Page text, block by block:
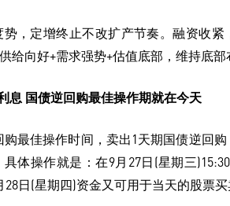
，定增终止不改扩产节奏。融资收
给向好+需求强势+估值底部，维持底部
息 国债逆回购最佳操作期就在今天
最佳操作时间，卖出1天期国债逆回购
体操作就是：在9月27日(星期三
日(星期四)资金又可用于当天的股票买